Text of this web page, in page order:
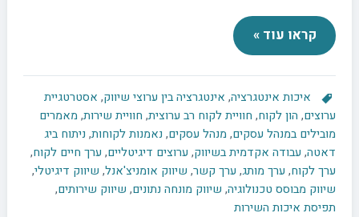
קראו עוד »
איכות אינטגרציה, אינטגרציה בין ערוצי שיווק, אסטרטגיית
ערוצים, הון לקוח, חוויית לקוח רב ערוצית, חוויית שירות, מאמרים
מובילים במנהל עסקים, מנהל עסקים, נאמנות לקוחות, ניתוח ביג
דאטה, עבודה אקדמית בשיווק, ערוצים דיגיטליים, ערך חיים לקוח,
ערך לקוח, ערך מותג, ערך קשר, שיווק אומניצ'אנל, שיווק דיגיטלי,
שיווק מבוסס טכנולוגיה, שיווק מונחה נתונים, שיווק שירותים,
תפיסת איכות השירות